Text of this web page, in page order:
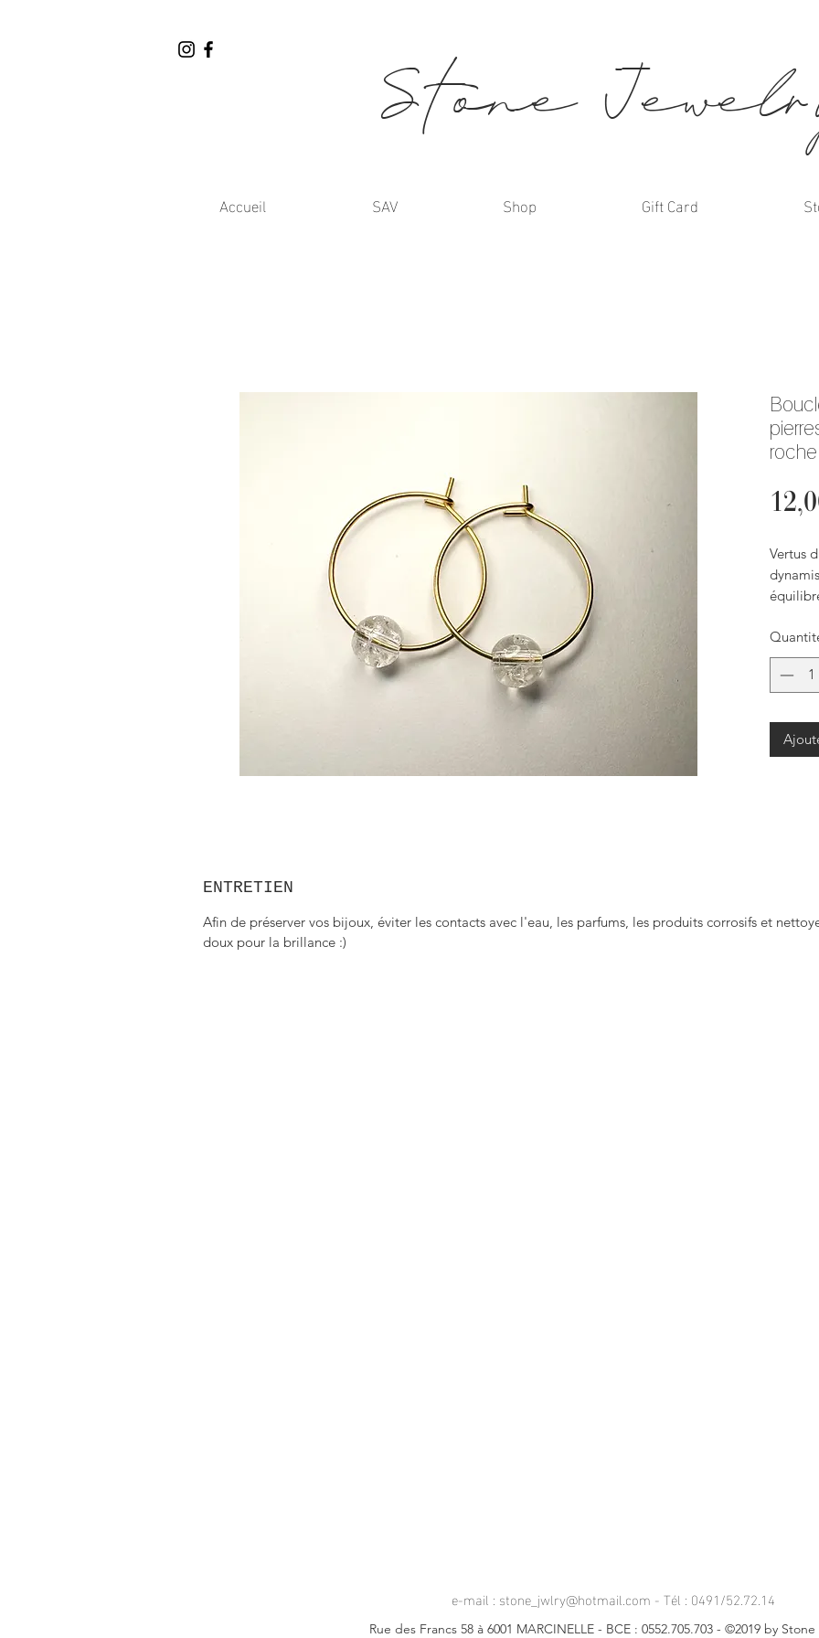
Stone
Accueil SAV Shop Gift Card
Vertus
cm) et
ENTRETIEN
Afin de préserver vos bijoux, éviter les contacts avec l'eau, les parfums, les produits corrosifs et
doux pour la brillance :)
e-mail : stone_jwlry@hotmail.com - Tél : 0491/52.72.14
Rue des Francs 58 à 6001 MARCINELLE - BCE : 0552.705.703 - ©2019 by Stone